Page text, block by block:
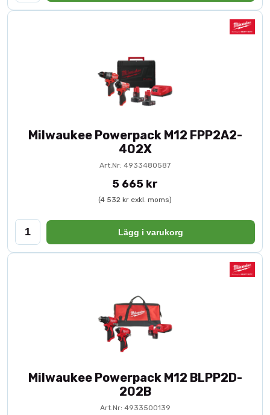
Milwaukee Powerpack M12 FPP2A2-
402X
Art.Nr: 4933480587
5 665 kr
(4 532 kr exkl. moms)
Lägg i varukorg
Milwaukee Powerpack M12 BLPP2D-
202B
Art.Nr: 4933500139